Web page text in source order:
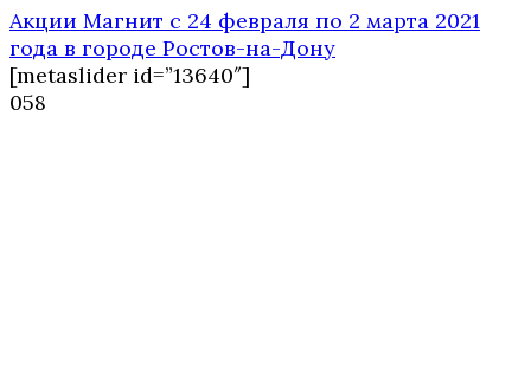
Акции Магнит с 24 февраля по 2 марта 2021
года в городе Ростов-на-Дону
[metaslider id=”13640″]
058